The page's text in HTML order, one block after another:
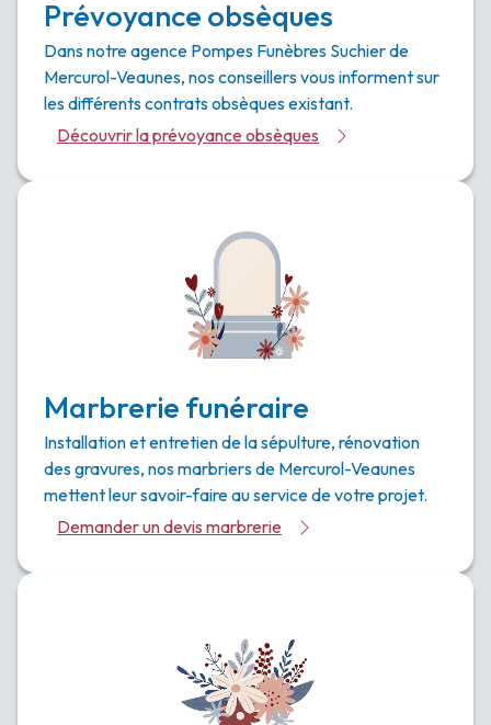
Prévoyance obsèques
Dans notre agence Pompes Funèbres Suchier de
Mercurol-Veaunes, nos conseillers vous informent sur
les différents contrats obsèques existant.
Découvrir la prévoyance obsèques
Marbrerie funéraire
Installation et entretien de la sépulture, rénovation
des gravures, nos marbriers de Mercurol-Veaunes
mettent leur savoir-faire au service de votre projet.
Demander un devis marbrerie